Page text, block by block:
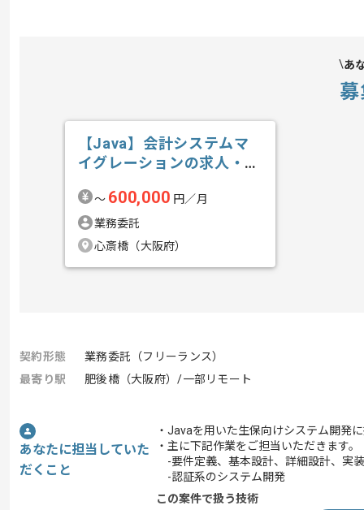
あ
【Java】会計システムマ
イグレーションの求人・案
〜 600,000 円／月
業務委託
心斎橋（大阪府）
契約形態
業務委託（フリーランス）
最寄り駅
肥後橋（大阪府）/一部リモート
あなたに担当していた
だくこと
・Javaを用いた生保向けシステム開発
・主に下記作業をご担当いただきます。
-要件定義、基本設計、詳細設計、実
-認証系のシステム開発
この案件で扱う技術